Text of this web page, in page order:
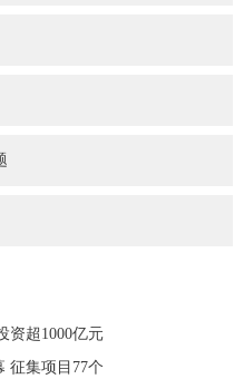
资超1000亿元
征集项目77个